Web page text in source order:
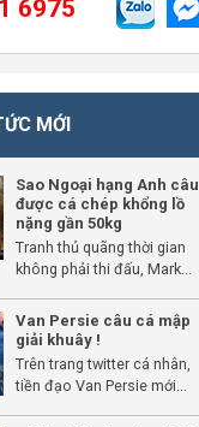
6975
MỚI
Sao Ngoại hạng Anh câu
được cá chép khổng lồ
nặng gần 50kg
Tranh thủ quãng thời gian
không phải thi đấu, Mark...
Van Persie câu cá mập
giải khuây !
Trên trang twitter cá nhân,
tiền đạo Van Persie mới...